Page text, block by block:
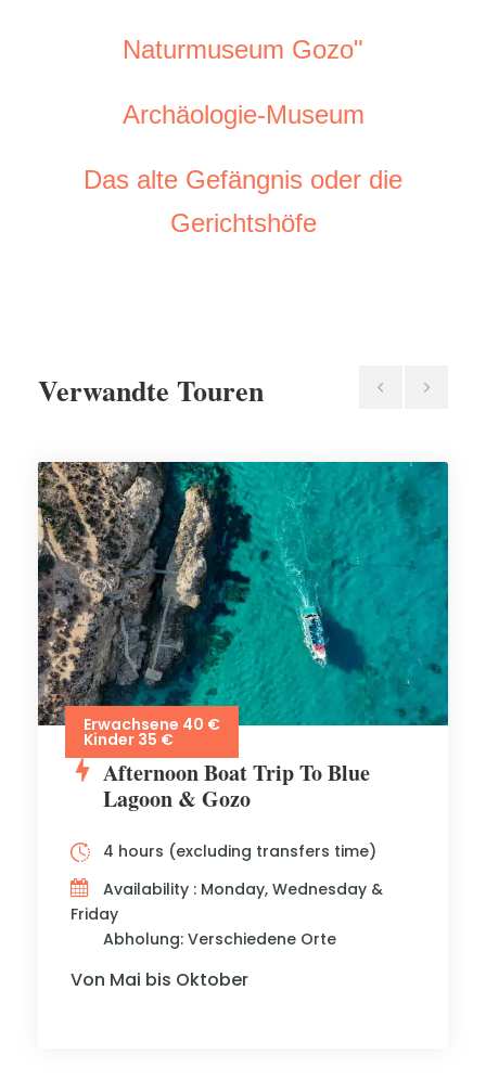
Naturmuseum Gozo"
Archäologie-Museum
Das alte Gefängnis oder die
Gerichtshöfe
Naturmuseum Gozo"
Archäologie-Museum
Das alte Gefängnis oder die
Gerichtshöfe
Verwandte Touren
Erwachsene 40 €
Kinder 35 €
Afternoon Boat Trip To Blue
Lagoon & Gozo
4 hours (excluding transfers time)
Availability : Monday, Wednesday &
Friday
Abholung: Verschiedene Orte
Von Mai bis Oktober